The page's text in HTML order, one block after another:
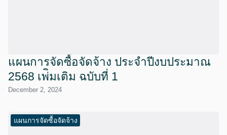
แผนการจัดซื้อจัดจ้าง ประจำปีงบประมาณ
2568 เพ่ิมเติม ฉบับที่ 1
December 2, 2024
แผนการจัดซื้อจัดจ้าง